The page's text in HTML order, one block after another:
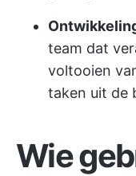
team dat
voltooien
taken uit de
Wie